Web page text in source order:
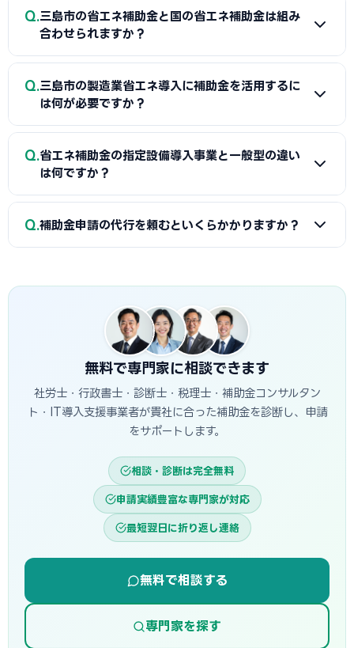
A
まずは省エネ診断（無料または費用補助あり）を受けて
エネルギー使用状況を把握することが第一歩です。次に三島
用について相談し、GビズIDプライムの取得（2〜3週間必
要）を並行して進めましょう。公募スケジュールに合わせた準
備が採択への近道です。
Q 三島市の省エネ補助金と国の省エネ補助金は組み
合わせられますか？
A
経費項目が重複しなければ三島市（または都道府県）の省
エネ補助金と国のSII補助金の併用が可能です。例えば太陽光
る組み合わせが一般的です。三島商工会議所で最適な経費配
分の事前確認をお勧めします。
Q 三島市の製造業省エネ導入に補助金を活用するに
は何が必要ですか？
A
省エネ補助金（SII類型）の申請に必要な基本書類は、G
ビズIDプライム・省エネ計算書（現状比較）・設備メーカー
メーカーまたは省エネ診断機関の協力が必要です。三島商工
会議所で対象設備・申請書類の確認と診断機関の紹介を受け
Q 省エネ補助金の指定設備導入事業と一般型の違い
は何ですか？
A
指定設備導入事業は事前登録された省エネ設備から選ぶ
Q 補助金申請の代行を頼むといくらかかりますか？
す。当サイトでは三島市に対応した専門家を無料でご紹介して
無料で専門家に相談できます
社労士・行政書士・診断士・税理士・補助金コンサルタン
ト・IT導入支援事業者が貴社に合った補助金を診断し、申請
をサポートします。
相談・診断は完全無料
申請実績豊富な専門家が対応
最短翌日に折り返し連絡
無料で相談する
専門家を探す